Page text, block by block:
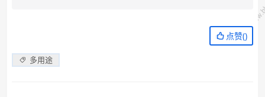
点赞()
多用途